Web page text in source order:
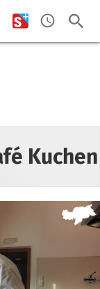
Kuchen